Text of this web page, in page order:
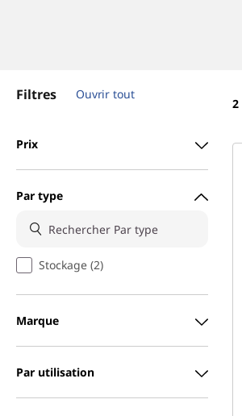
p
Filtres Ouvrir tout
Prix
Par type
Stockage (2)
Marque
Par utilisation
2